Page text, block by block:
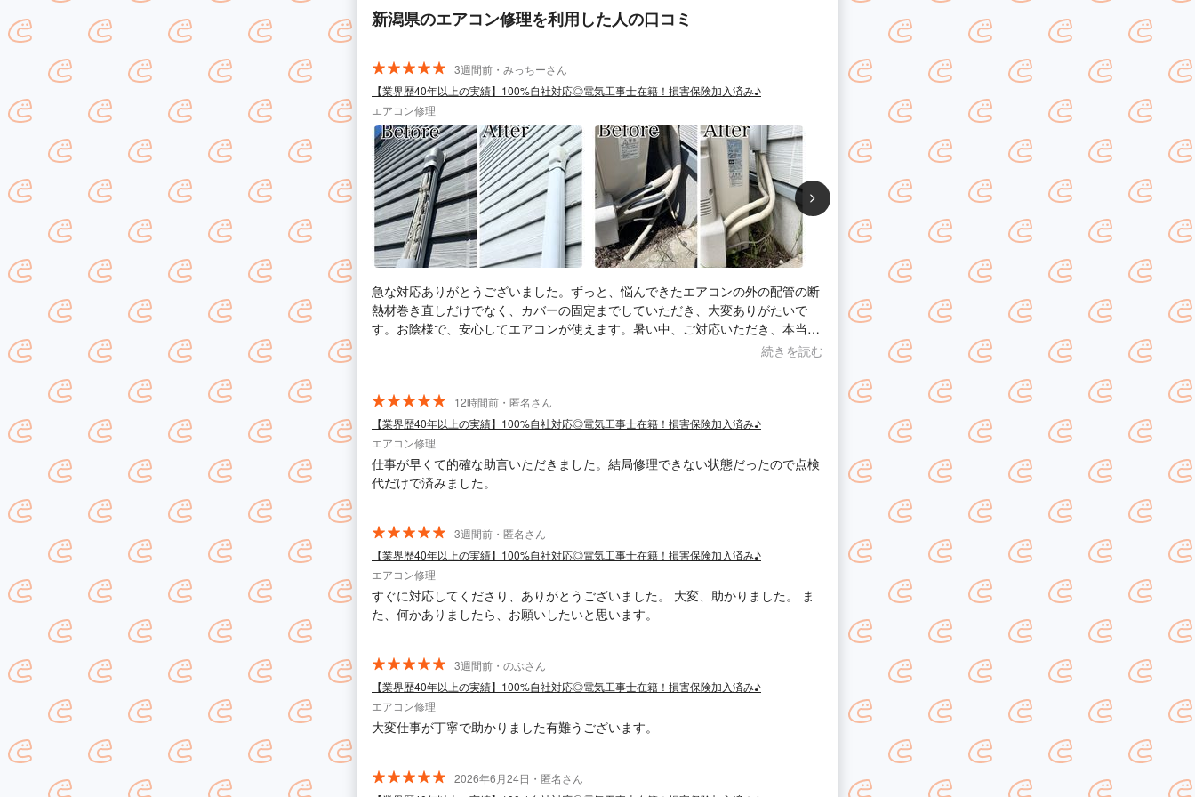
新潟県のエアコン修理を利用した人の口コミ
3週間前・みっちーさん
【業界歴40年以上の実績】100%自社対応◎電気工事士在籍！損害保険加入済み♪
エアコン修理
急な対応ありがとうございました。ずっと、悩んできたエアコンの外の配管の断
熱材巻き直しだけでなく、カバーの固定までしていただき、大変ありがたいで
す。お陰様で、安心してエアコンが使えます。暑い中、ご対応いただき、本当に
続きを読む
12時間前・匿名さん
【業界歴40年以上の実績】100%自社対応◎電気工事士在籍！損害保険加入済み♪
エアコン修理
仕事が早くて的確な助言いただきました。結局修理できない状態だったので点検
代だけで済みました。
3週間前・匿名さん
【業界歴40年以上の実績】100%自社対応◎電気工事士在籍！損害保険加入済み♪
エアコン修理
すぐに対応してくださり、ありがとうございました。 大変、助かりました。 ま
た、何かありましたら、お願いしたいと思います。
3週間前・のぶさん
【業界歴40年以上の実績】100%自社対応◎電気工事士在籍！損害保険加入済み♪
エアコン修理
大変仕事が丁寧で助かりました有難うございます。
2026年6月24日・匿名さん